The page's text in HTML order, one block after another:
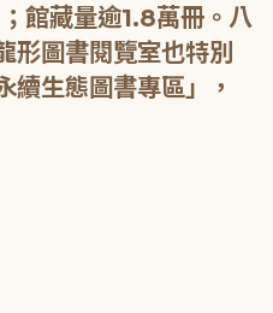
館藏量逾1.8萬冊。八
形圖書閱覽室也特別
續生態圖書專區」，